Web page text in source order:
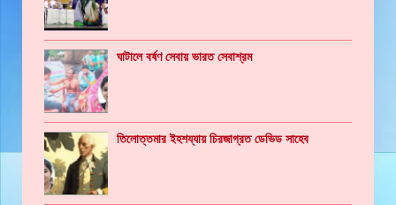
ঘাটালে বর্ষণ সেবায় ভারত সেবাশ্রম
তিলোত্তমার ইহশয্যায় চিরজাগ্রত ডেভিড সাহেব